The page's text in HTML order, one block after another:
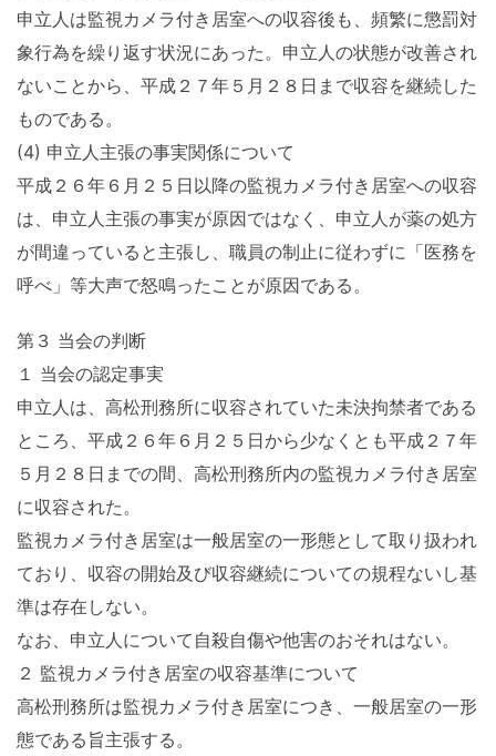
申立人は監視カメラ付き居室への収容後も、頻繁に懲罰対
象行為を繰り返す状況にあった。申立人の状態が改善され
ないことから、平成２７年５月２８日まで収容を継続した
ものである。
(4) 申立人主張の事実関係について
平成２６年６月２５日以降の監視カメラ付き居室への収容
は、申立人主張の事実が原因ではなく、申立人が薬の処方
が間違っていると主張し、職員の制止に従わずに「医務を
呼べ」等大声で怒鳴ったことが原因である。
第３ 当会の判断
１ 当会の認定事実
申立人は、高松刑務所に収容されていた未決拘禁者である
ところ、平成２６年６月２５日から少なくとも平成２７年
５月２８日までの間、高松刑務所内の監視カメラ付き居室
に収容された。
監視カメラ付き居室は一般居室の一形態として取り扱われ
ており、収容の開始及び収容継続についての規程ないし基
準は存在しない。
なお、申立人について自殺自傷や他害のおそれはない。
２ 監視カメラ付き居室の収容基準について
高松刑務所は監視カメラ付き居室につき、一般居室の一形
態である旨主張する。